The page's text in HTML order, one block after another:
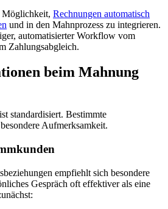
Möglichkeit, Rechnungen automatisch
und in den Mahnprozess zu integrieren.
automatisierter Workflow vom
Zahlungsabgleich.
beim Mahnung
standardisiert. Bestimmte
Aufmerksamkeit.
empfiehlt sich besondere
Gespräch oft effektiver als eine